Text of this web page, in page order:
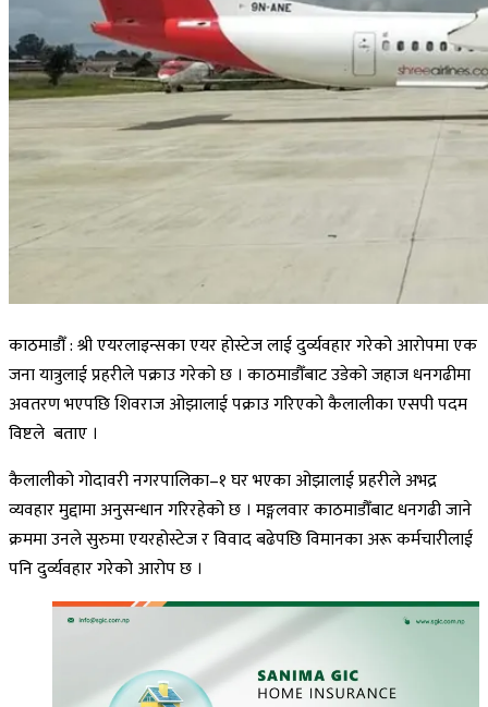
काठमाडौँ : श्री एयरलाइन्सका एयर होस्टेज लाई दुर्व्यवहार गरेको आरोपमा एक
जना यात्रुलाई प्रहरीले पक्राउ गरेको छ । काठमाडौँबाट उडेको जहाज धनगढीमा
अवतरण भएपछि शिवराज ओझालाई पक्राउ गरिएको कैलालीका एसपी पदम
विष्टले बताए ।
कैलालीको गोदावरी नगरपालिका–१ घर भएका ओझालाई प्रहरीले अभद्र
व्यवहार मुद्दामा अनुसन्धान गरिरहेको छ । मङ्गलवार काठमाडौँबाट धनगढी जाने
क्रममा उनले सुरुमा एयरहोस्टेज र विवाद बढेपछि विमानका अरू कर्मचारीलाई
पनि दुर्व्यवहार गरेको आरोप छ ।